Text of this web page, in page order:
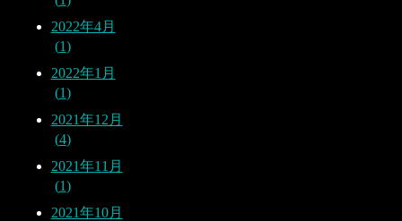
2022年4月
1
2022年1月
1
2021年12月
4
2021年11月
1
2021年10月